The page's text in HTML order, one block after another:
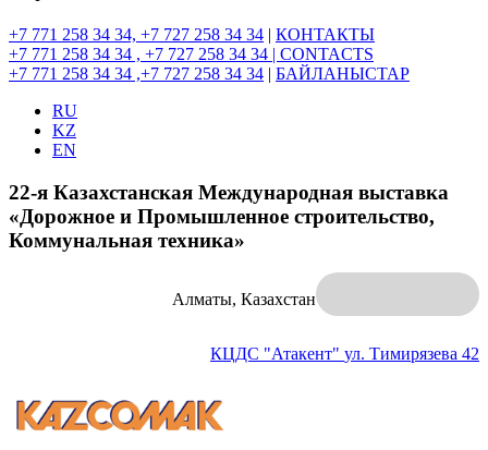
+7 771 258 34 34, +7 727 258 34 34 | КОНТАКТЫ
+7 771 258 34 34 , +7 727 258 34 34 | CONTACTS
+7 771 258 34 34 ,+7 727 258 34 34 | БАЙЛАНЫСТАР
RU
KZ
EN
22-я Казахстанская Международная выставка
«Дорожное и Промышленное строительство,
Коммунальная техника»
Алматы, Казахстан
КЦДС "Атакент" ул. Тимирязева 42